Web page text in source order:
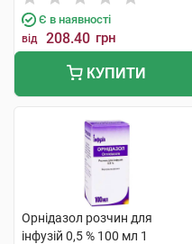
Є в наявності
від 208.40 грн
КУПИТИ
Орнідазол розчин для
інфузій 0,5 % 100 мл 1